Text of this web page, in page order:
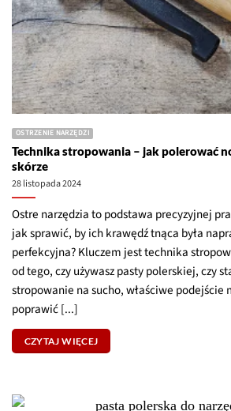
Technika stropowania – jak polerować
skórze
28 listopada 2024
Ostre narzędzia to podstawa precyzyjnej
jak sprawić, by ich krawędź tnąca była
perfekcyjna? Kluczem jest technika
od tego, czy używasz pasty polerskiej, czy
stropowanie na sucho, właściwe podejście
poprawić [...]
CZYTAJ WIĘCEJ